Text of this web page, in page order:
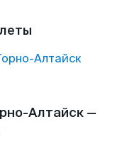
Алтайск
Алтайск —